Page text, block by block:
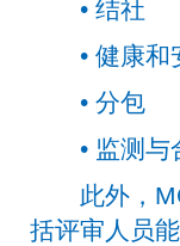
• 结社
• 健康和
• 分包
• 监测与
此外，
括评审人员